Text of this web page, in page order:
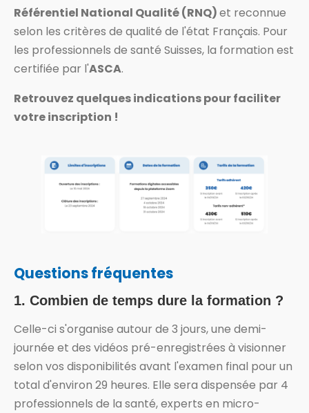
Référentiel National Qualité (RNQ)et reconnue
selon les critères de qualité de l'état Français. Pour
les professionnels de santé Suisses, la formation est
certifiée par l'ASCA.
Retrouvez quelques indications pour faciliter
votre inscription !
Questions fréquentes
1. Combien de temps dure la formation ?
Celle-ci s'organise autour de 3 jours, une demi-
journée et des vidéos pré-enregistrées à visionner
selon vos disponibilités avant l'examen final pour un
total d'environ 29 heures. Elle sera dispensée par 4
professionnels de la santé, experts en micro-